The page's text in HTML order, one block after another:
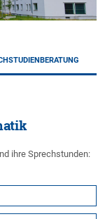
ihre Sprechstunden: